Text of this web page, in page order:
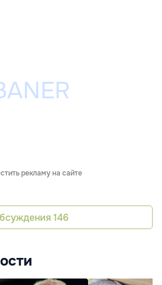
рекламу на сайте
146